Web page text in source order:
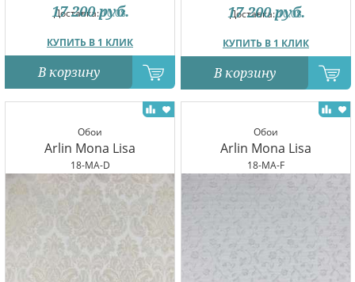
Доставка:10.08
КУПИТЬ В 1 КЛИК
17 200 руб.
В корзину
Доставка:10.08
КУПИТЬ В 1 КЛИК
17 200 руб.
В корзину
Обои
Arlin Mona Lisa
18-MA-D
Обои
Arlin Mona Lisa
18-MA-F